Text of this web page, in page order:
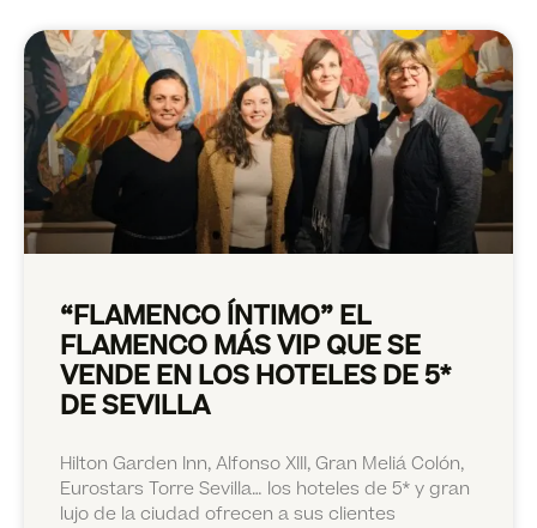
“FLAMENCO ÍNTIMO” EL
FLAMENCO MÁS VIP QUE SE
VENDE EN LOS HOTELES DE 5*
DE SEVILLA
Hilton Garden Inn, Alfonso XIII, Gran Meliá Colón,
Eurostars Torre Sevilla… los hoteles de 5* y gran
lujo de la ciudad ofrecen a sus clientes